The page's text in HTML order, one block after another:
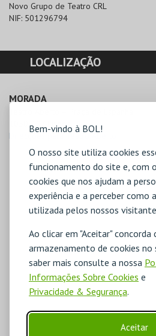
Bem-vindo à BOL!
O nosso site utiliza cookies
funcionamento do site e, com
cookies que nos ajudam a
experiência e a perceber como
utilizada pelos nossos
Ao clicar em "Aceitar" concorda
armazenamento de cookies no
saber mais consulte a nossa
Informações Sobre Cookies e
Privacidade & Segurança.
Aceitar
Novo Grupo de Teatro CRL
NIF: 501296794
LOCALIZAÇÃO
MORADA
1050-107 Lisboa
Direcções para Teatro Aberto